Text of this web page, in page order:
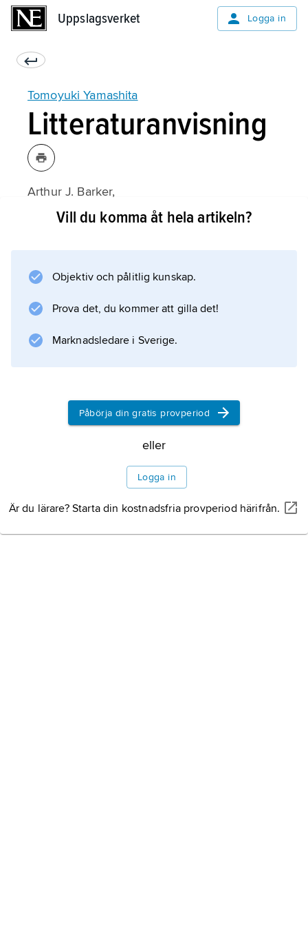
Uppslagsverket Logga in
Tomoyuki Yamashita
Litteraturanvisning
Arthur J. Barker,
YamashitaVill du komma åt hela artikeln?
Objektiv och pålitlig kunskap.
Prova det, du kommer att gilla det!
Marknadsledare i Sverige.
Påbörja din gratis provperiod
eller
Logga in
Är du lärare? Starta din kostnadsfria provperiod härifrån.